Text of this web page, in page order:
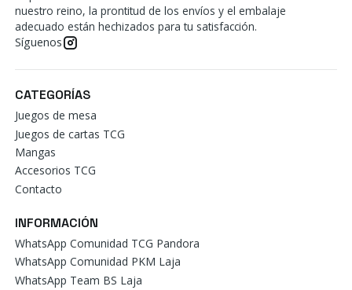
nuestro reino, la prontitud de los envíos y el embalaje
adecuado están hechizados para tu satisfacción.
Síguenos
CATEGORÍAS
Juegos de mesa
Juegos de cartas TCG
Mangas
Accesorios TCG
Contacto
INFORMACIÓN
WhatsApp Comunidad TCG Pandora
WhatsApp Comunidad PKM Laja
WhatsApp Team BS Laja